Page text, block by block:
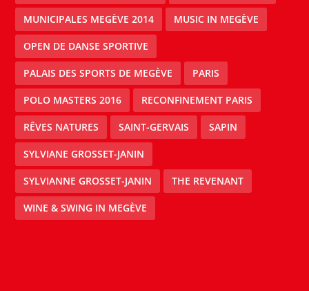
MUNICIPALES MEGÈVE 2014 MUSIC IN MEGÈVE
OPEN DE DANSE SPORTIVE
PALAIS DES SPORTS DE MEGÈVE PARIS
POLO MASTERS 2016 RECONFINEMENT PARIS
RÊVES NATURES SAINT-GERVAIS SAPIN
SYLVIANE GROSSET-JANIN
SYLVIANNE GROSSET-JANIN THE REVENANT
WINE & SWING IN MEGÈVE